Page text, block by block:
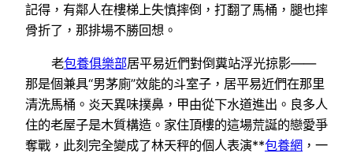
記得，有鄰人在樓梯上失慎摔倒，打翻了馬桶，腿也摔
骨折了，那排場不勝回想。
老包養俱樂部居平易近們對倒糞站浮光掠影——
那是個兼具“男茅廁”效能的斗室子，居平易近們在那里
清洗馬桶。炎天異味撲鼻，甲由從下水道進出。良多人
住的老屋子是木質構造。家住頂樓的這場荒誕的戀愛爭
奪戰，此刻完全變成了林天秤的個人表演**包養網 ，一